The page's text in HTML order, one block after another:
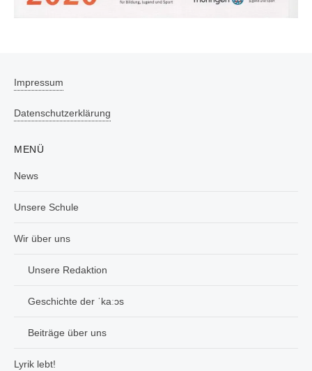
Impressum
Datenschutzerklärung
MENÜ
News
Unsere Schule
Wir über uns
Unsere Redaktion
Geschichte der ˈkaːɔs
Beiträge über uns
Lyrik lebt!